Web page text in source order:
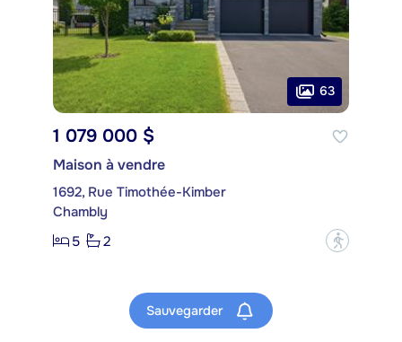
63
1 079 000 $
Maison à vendre
1692, Rue Timothée-Kimber
Chambly
5
2 ?
Sauvegarder